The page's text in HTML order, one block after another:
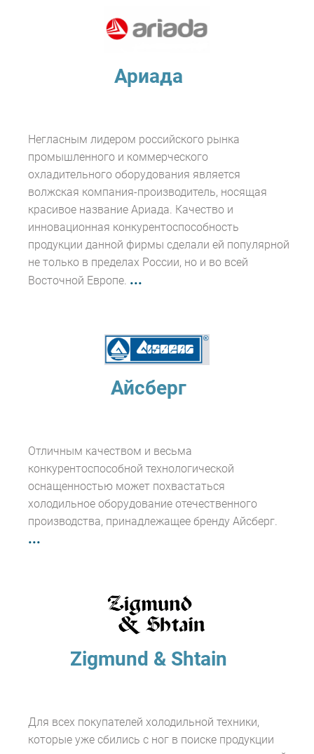
Ариада
Негласным лидером российского рынка
промышленного и коммерческого
охладительного оборудования является
волжская компания-производитель, носящая
красивое название Ариада. Качество и
инновационная конкурентоспособность
продукции данной фирмы сделали ей популярной
не только в пределах России, но и во всей
Восточной Европе. ...
Айсберг
Отличным качеством и весьма
конкурентоспособной технологической
оснащенностью может похвастаться
холодильное оборудование отечественного
производства, принадлежащее бренду Айсберг.
...
Zigmund & Shtain
Для всех покупателей холодильной техники,
которые уже сбились с ног в поиске продукции